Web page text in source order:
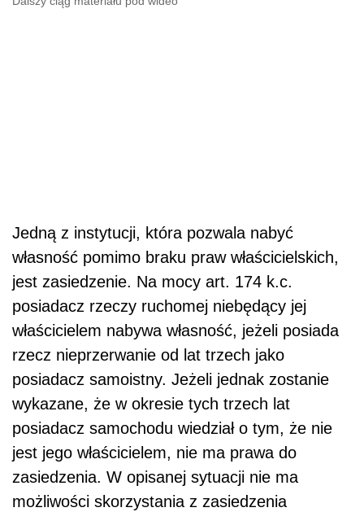
Jedną z instytucji, która pozwala nabyć
własność pomimo braku praw właścicielskich,
jest zasiedzenie. Na mocy art. 174 k.c.
posiadacz rzeczy ruchomej niebędący jej
właścicielem nabywa własność, jeżeli posiada
rzecz nieprzerwanie od lat trzech jako
posiadacz samoistny. Jeżeli jednak zostanie
wykazane, że w okresie tych trzech lat
posiadacz samochodu wiedział o tym, że nie
jest jego właścicielem, nie ma prawa do
zasiedzenia. W opisanej sytuacji nie ma
możliwości skorzystania z zasiedzenia